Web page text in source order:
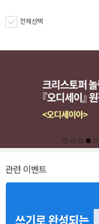
전체선택
관련 이벤트